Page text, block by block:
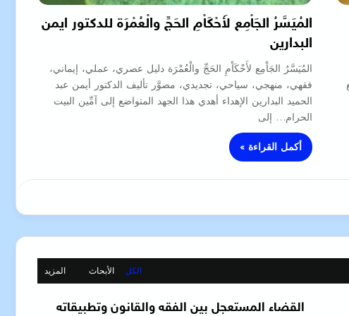
المُيَسَّرُ الجَاْمِع لأَحْكَاْمِ الحَجِّ والْعُمْرَة للدكتور ايمن
البدارين
المُيَسَّرُ الجَاْمِع لأَحْكَاْمِ الحَجِّ والْعُمْرَة دليل عصري، عملي، إيماني،
فقهي، منهجي، سياحي، تجديدي، مصوَّر تأليف الدكتور أيمن عبد
الحميد البدارين الإهداء أهدي هذا الجهد المتواضع إلى آمِّين البيت
الحرام… إلى
أكمل القراءة »
الكل الأبحاث المزيد
القضاء المستعجل بين الفقه والقانون وتطبيقاته